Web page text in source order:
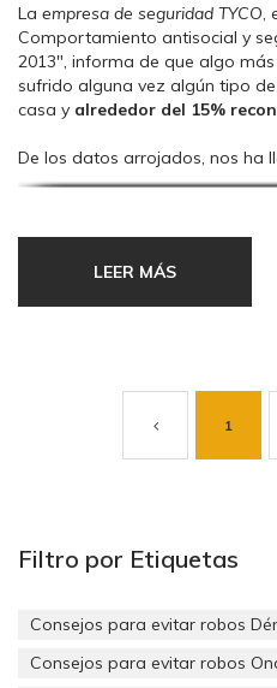
La empresa de seguridad TYCO,
Comportamiento antisocial y
2013", informa de que algo
sufrido alguna vez algún tipo
casa y alrededor del 15%
De los datos arrojados, nos ha
atención el hecho de que en
Y nosotros nos preguntamos:
fuerza en domicilios
datos publicados por el
LA PREVENCIÓN EMPIEZA
LEER MÁS
1
Filtro por Etiquetas
Consejos para evitar robos
Consejos para evitar robos